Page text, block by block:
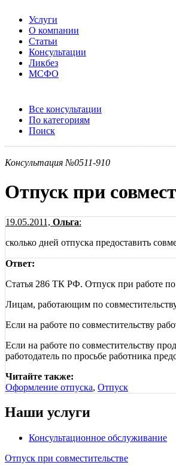
Услуги
О компании
Статьи
Консультации
Ликбез
МСФО
Все консультации
По категориям
Поиск
Консультация №0511-910
Отпуск при
19.05.2011, Ольга:
сколько дней отпуска предоставить
Ответ:
Статья 286 ТК РФ. Отпуск при работе по
Лицам, работающим по
Если на работе по совместительству
Если на работе по совместительству
работодатель по просьбе работника
Читайте также:
Оформление отпуска, Отпуск
Наши услуги
Консультационное обслуживание
Отпуск при совместительстве